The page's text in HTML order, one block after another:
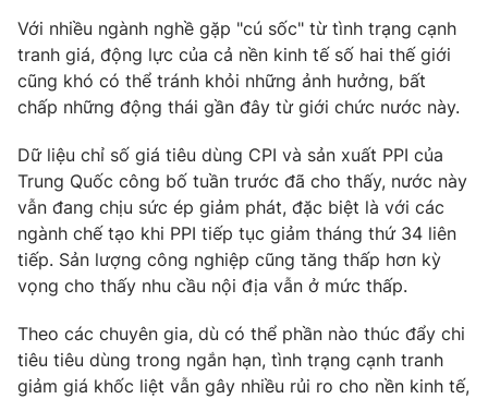
Với nhiều ngành nghề gặp "cú sốc" từ tình trạng cạnh
tranh giá, động lực của cả nền kinh tế số hai thế giới
cũng khó có thể tránh khỏi những ảnh hưởng, bất
chấp những động thái gần đây từ giới chức nước này.
Dữ liệu chỉ số giá tiêu dùng CPI và sản xuất PPI của
Trung Quốc công bố tuần trước đã cho thấy, nước này
vẫn đang chịu sức ép giảm phát, đặc biệt là với các
ngành chế tạo khi PPI tiếp tục giảm tháng thứ 34 liên
tiếp. Sản lượng công nghiệp cũng tăng thấp hơn kỳ
vọng cho thấy nhu cầu nội địa vẫn ở mức thấp.
Theo các chuyên gia, dù có thể phần nào thúc đẩy chi
tiêu tiêu dùng trong ngắn hạn, tình trạng cạnh tranh
giảm giá khốc liệt vẫn gây nhiều rủi ro cho nền kinh tế,